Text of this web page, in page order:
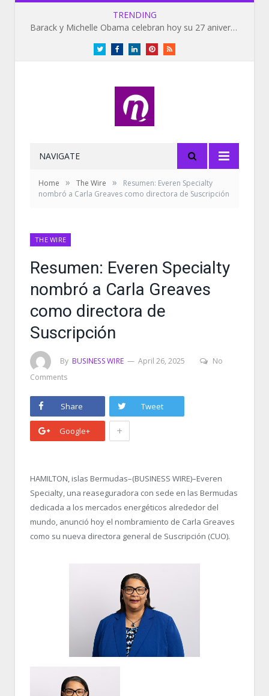
TRENDING
Barack y Michelle Obama celebran hoy su 27 aniversario de bodas
TwitterFacebookLinkedInPinterestRSS
NAVIGATE
Home » The Wire »
Resumen: Everen Specialty
nombró a Carla Greaves como directora de Suscripción
THE WIRE
Resumen: Everen Specialty
nombró a Carla Greaves
como directora de
Suscripción
By BUSINESS WIRE April 26, 2025
No
Comments
Share Tweet
Google+ +
HAMILTON, islas Bermudas–(BUSINESS WIRE)–Everen
Specialty, una reaseguradora con sede en las Bermudas
dedicada a los mercados energéticos alrededor del
mundo, anunció hoy el nombramiento de Carla Greaves
como su nueva directora general de Suscripción (CUO).